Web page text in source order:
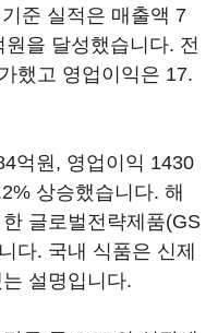
준 실적은 매출액 7
을 달성했습니다. 전
했고 영업이익은 17.
억원, 영업이익 1430
상승했습니다. 해
글로벌전략제품(GS
다. 국내 식품은 신제
설명입니다.